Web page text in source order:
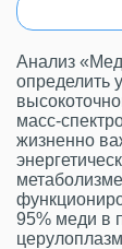
Анализ
определить
масс-
жизненно
95% меди в